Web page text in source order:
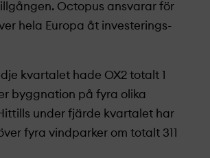
Octopus ansvarar för
hela Europa åt investerings­
kvartalet hade OX2 totalt 1
byggnation på fyra olika
under fjärde kvartalet har
fyra vindparker om totalt 311